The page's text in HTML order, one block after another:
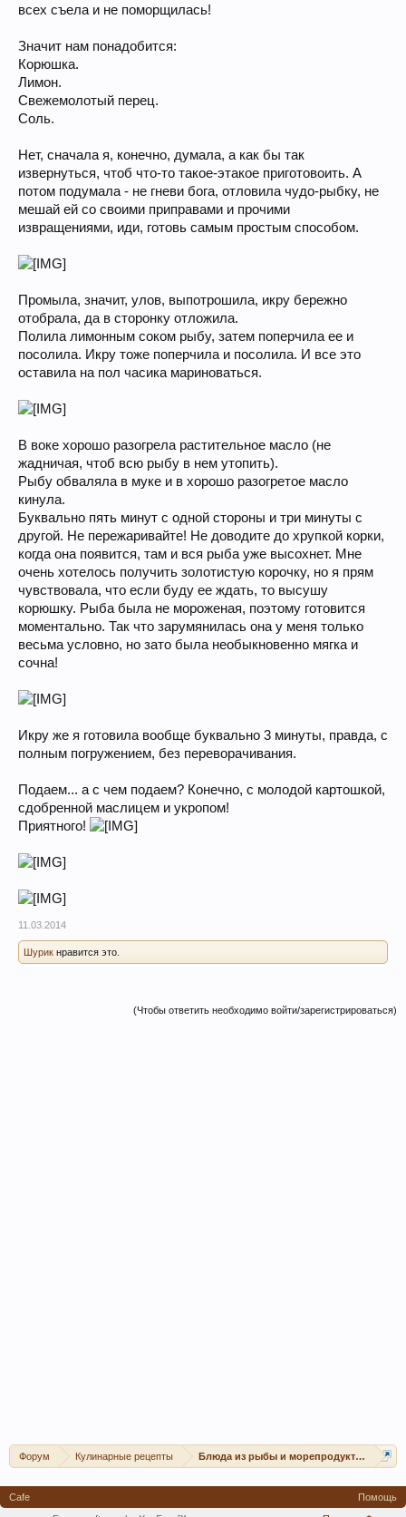
всех съела и не поморщилась!
Значит нам понадобится:
Корюшка.
Лимон.
Свежемолотый перец.
Соль.
Нет, сначала я, конечно, думала, а как бы так
извернуться, чтоб что-то такое-этакое приготовоить. А
потом подумала - не гневи бога, отловила чудо-рыбку, не
мешай ей со своими приправами и прочими
извращениями, иди, готовь самым простым способом.
Промыла, значит, улов, выпотрошила, икру бережно
отобрала, да в сторонку отложила.
Полила лимонным соком рыбу, затем поперчила ее и
посолила. Икру тоже поперчила и посолила. И все это
оставила на пол часика мариноваться.
В воке хорошо разогрела растительное масло (не
жадничая, чтоб всю рыбу в нем утопить).
Рыбу обваляла в муке и в хорошо разогретое масло
кинула.
Буквально пять минут с одной стороны и три минуты с
другой. Не пережаривайте! Не доводите до хрупкой корки,
когда она появится, там и вся рыба уже высохнет. Мне
очень хотелось получить золотистую корочку, но я прям
чувствовала, что если буду ее ждать, то высушу
корюшку. Рыба была не мороженая, поэтому готовится
моментально. Так что зарумянилась она у меня только
весьма условно, но зато была необыкновенно мягка и
сочна!
Икру же я готовила вообще буквально 3 минуты, правда, с
полным погружением, без переворачивания.
Подаем... а с чем подаем? Конечно, с молодой картошкой,
сдобренной маслицем и укропом!
Приятного!
11.03.2014
Шурик нравится это.
(Чтобы ответить необходимо войти/зарегистрироваться)
Форум Кулинарные рецепты Блюда из рыбы и морепродуктов
Cafe
Помощь